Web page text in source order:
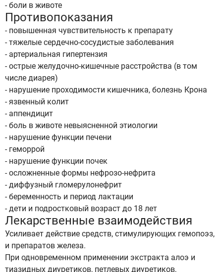
- боли в животе
Противопоказания
- повышенная чувствительность к препарату
- тяжелые сердечно-сосудистые заболевания
- артериальная гипертензия
- острые желудочно-кишечные расстройства (в том
числе диарея)
- нарушение проходимости кишечника, болезнь Крона
- язвенный колит
- аппендицит
- боль в животе невыясненной этиологии
- нарушение функции печени
- геморрой
- нарушение функции почек
- осложненные формы нефрозо-нефрита
- диффузный гломерулонефрит
- беременность и период лактации
- дети и подростковый возраст до 18 лет
Лекарственные взаимодействия
Усиливает действие средств, стимулирующих гемопоэз,
и препаратов железа.
При одновременном применении экстракта алоэ и
тиазидных диуретиков, петлевых диуретиков,